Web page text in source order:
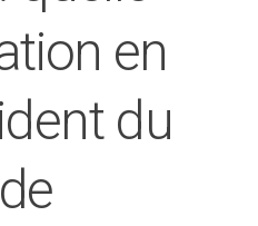
en
du